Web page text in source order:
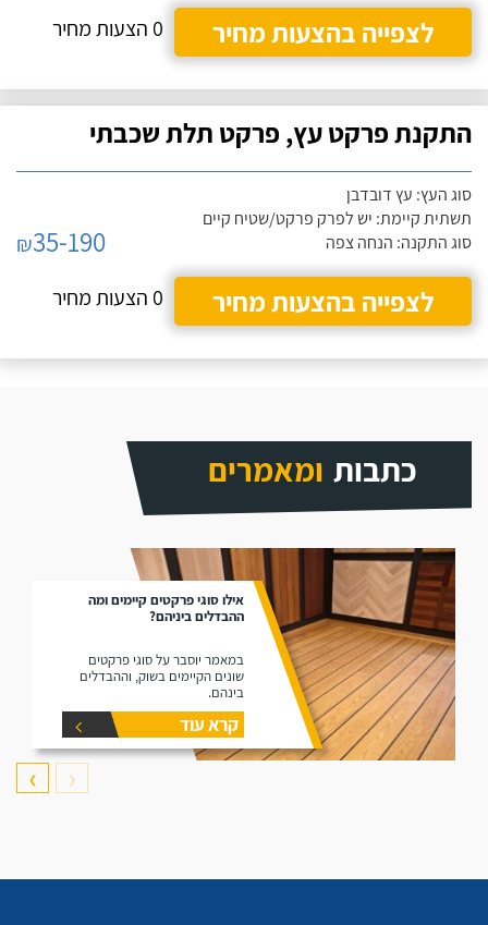
לצפייה בהצעות מחיר
0 הצעות מחיר
התקנת פרקט עץ, פרקט תלת שכבתי
סוג העץ: עץ דובדבן
תשתית קיימת: יש לפרק פרקט/שטיח קיים
סוג התקנה: הנחה צפה
₪35-190
לצפייה בהצעות מחיר
0 הצעות מחיר
כתבות ומאמרים
אילו סוגי פרקטים קיימים ומה
ההבדלים ביניהם?
במאמר יוסבר על סוגי פרקטים
שונים הקיימים בשוק, וההבדלים
בינהם.
קרא עוד
❮
❯